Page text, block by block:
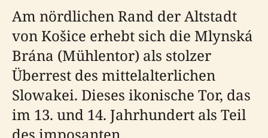
Am nördlichen Rand der Altstadt
von Košice erhebt sich die Mlynská
Brána (Mühlentor) als stolzer
Überrest des mittelalterlichen
Slowakei. Dieses ikonische Tor, das
im 13. und 14. Jahrhundert als Teil